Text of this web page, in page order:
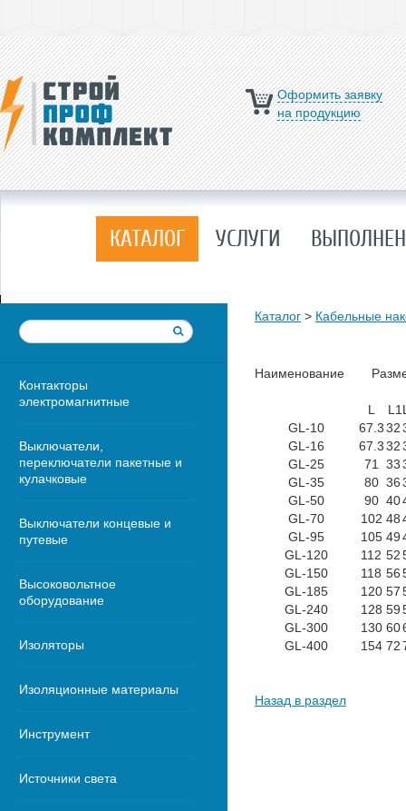
Оформить заявку
на продукцию
КАТАЛОГ УСЛУГИ
Контакторы
электромагнитные
Выключатели,
переключатели пакетные и
кулачковые
Выключатели концевые и
путевые
Высоковольтное
оборудование
Изоляторы
Изоляционные материалы
Инструмент
Источники света
Каталог > Кабельные
Наименование
L L1
GL-10
67.332
GL-16
67.332
GL-25
71 33
GL-35
80 36
GL-50
90 40
GL-70
102 48
GL-95
105 49
GL-120
112 52
GL-150
118 56
GL-185
120 57
GL-240
128 59
GL-300
130 60
GL-400
154 72
Назад в раздел